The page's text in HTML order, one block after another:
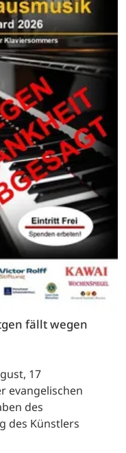
fällt wegen
17
evangelischen
des
des Künstlers